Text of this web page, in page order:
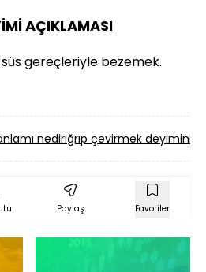
AÇIKLAMASI
gereçleriyle bezemek.
nedirığrıp çevirmek deyiminin
Paylaş Favoriler